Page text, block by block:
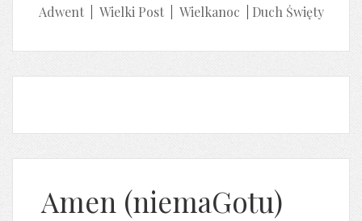
Adwent| Wielki Post| Wielkanoc Duch Święty
Amen (niemaGotu)